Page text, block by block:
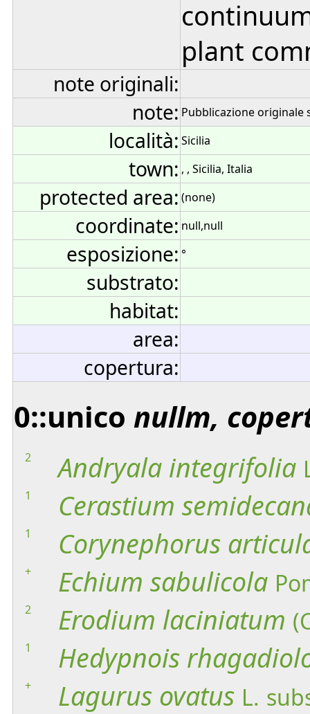
plant
note originali:
note: Pubblicazione originale
località: Sicilia
town: , , Sicilia, Italia
protected area: (none)
coordinate: null,null
esposizione: °
substrato:
habitat:
area:
copertura:
0::unico nullm,
2 Andryala integrifolia
1 Cerastium
1 Corynephorus
+ Echium sabulicola
2 Erodium laciniatum
1 Hedypnois
+ Lagurus ovatus L.